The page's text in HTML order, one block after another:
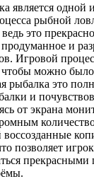
является
рыбной
это
и
Игровой
чтобы можно
рыбалка это
и
от экрана
воссозданные
позволяет
прекрасными